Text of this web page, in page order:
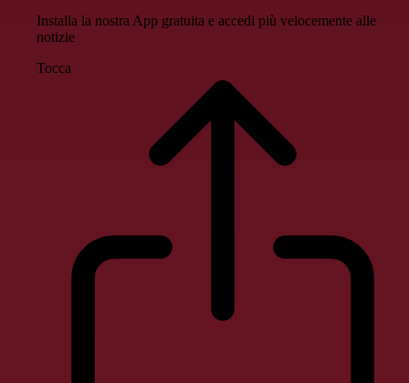
Installa la nostra App gratuita e accedi più velocemente alle
notizie
Tocca